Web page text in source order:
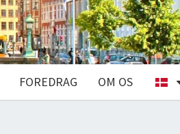
FOREDRAG OM OS